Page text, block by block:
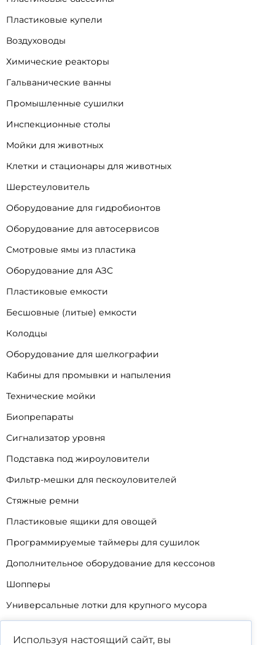
Пластиковые купели
Воздуховоды
Химические реакторы
Гальванические ванны
Промышленные сушилки
Инспекционные столы
Мойки для животных
Клетки и стационары для животных
Шерстеуловитель
Оборудование для гидробионтов
Оборудование для автосервисов
Смотровые ямы из пластика
Оборудование для АЗС
Пластиковые емкости
Бесшовные (литые) емкости
Колодцы
Оборудование для шелкографии
Кабины для промывки и напыления
Технические мойки
Биопрепараты
Сигнализатор уровня
Подставка под жироуловители
Фильтр-мешки для пескоуловителей
Стяжные ремни
Пластиковые ящики для овощей
Программируемые таймеры для сушилок
Дополнительное оборудование для кессонов
Шопперы
Универсальные лотки для крупного мусора
Используя настоящий сайт, вы